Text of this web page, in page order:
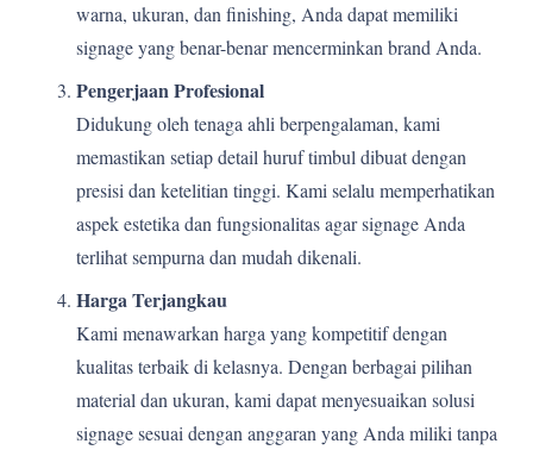
warna, ukuran, dan finishing, Anda dapat memiliki
signage yang benar-benar mencerminkan brand Anda.
Pengerjaan Profesional
Didukung oleh tenaga ahli berpengalaman, kami
memastikan setiap detail huruf timbul dibuat dengan
presisi dan ketelitian tinggi. Kami selalu memperhatikan
aspek estetika dan fungsionalitas agar signage Anda
terlihat sempurna dan mudah dikenali.
Harga Terjangkau
Kami menawarkan harga yang kompetitif dengan
kualitas terbaik di kelasnya. Dengan berbagai pilihan
material dan ukuran, kami dapat menyesuaikan solusi
signage sesuai dengan anggaran yang Anda miliki tanpa